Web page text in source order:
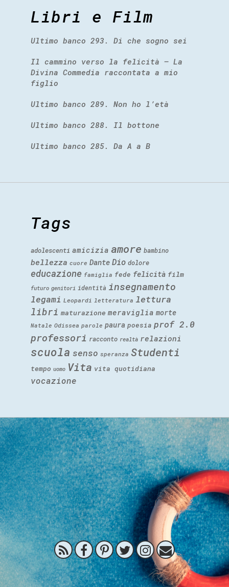
Libri e Film
Ultimo banco 293. Di che sogno sei
Il cammino verso la felicità – La
Divina Commedia raccontata a mio
figlio
Ultimo banco 289. Non ho l’età
Ultimo banco 288. Il bottone
Ultimo banco 285. Da A a B
Tags
adolescenti amicizia amore bambino
bellezza cuore Dante Dio dolore
educazione famiglia fede felicità film
futuro genitori identità insegnamento
legami Leopardi letteratura lettura
libri maturazione meraviglia morte
Natale Odissea parole paura poesia prof 2.0
professori racconto realtà relazioni
scuola senso speranza Studenti
tempo uomo Vita vita quotidiana
vocazione